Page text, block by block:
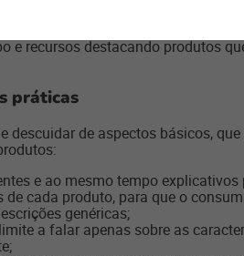
contar com públicos
e recursos destacando produtos
práticas
descuidar de aspectos básicos,
e ao mesmo tempo
de cada produto, para que o
genéricas;
a falar apenas sobre as